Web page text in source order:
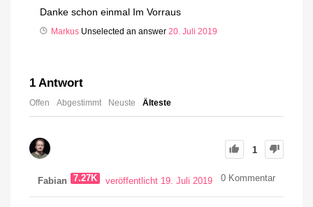
Danke schon einmal Im Vorraus
Markus Unselected an answer 20. Juli 2019
1 Antwort
Offen Abgestimmt Neuste Älteste
1
Fabian 7.27K veröffentlicht 19. Juli 2019 0 Kommentar